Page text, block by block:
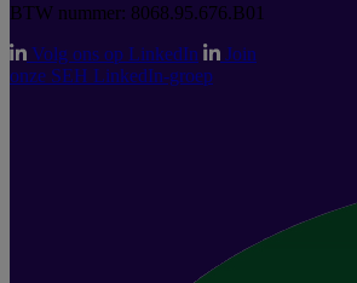
BTW nummer: 8068.95.676.B01
Volg ons op LinkedIn
Join
onze SEH LinkedIn-groep